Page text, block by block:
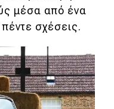
μέσα από ένα
σχέσεις.